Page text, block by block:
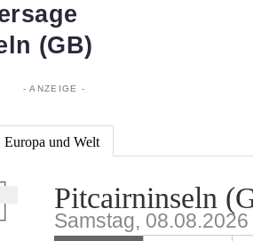
(GB)
Europa und Welt
Pitcairninseln
Samstag, 08.08.2026